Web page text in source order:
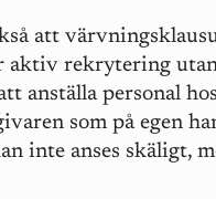
att
aktiv rekrytering
anställa personal
som på egen
inte anses skäligt,